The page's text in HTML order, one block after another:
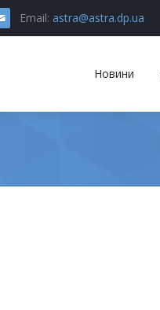
Email: astra@astra.dp.ua
Новини